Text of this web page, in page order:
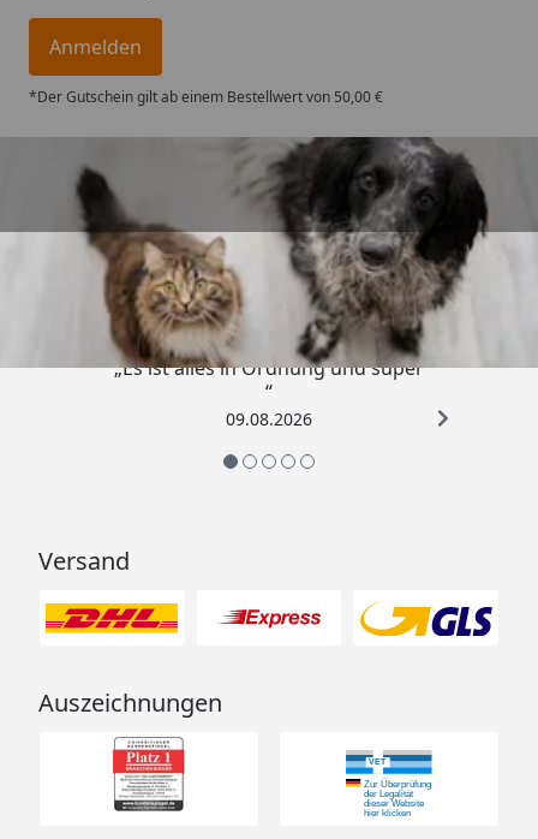
Anmelden
*Der Gutschein gilt ab einem Bestellwert von 50,00 €
Trusted Shops
4,73/ 5
„Es ist alles in Ordnung und super
“
09.08.2026
Versand
Auszeichnungen